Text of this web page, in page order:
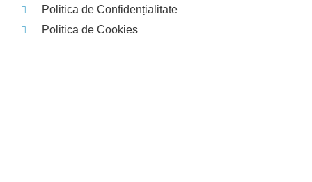
Politica de Confidențialitate
Politica de Cookies